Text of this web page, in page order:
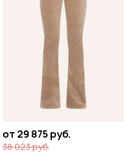
от 29 875 руб.
38 023 руб.